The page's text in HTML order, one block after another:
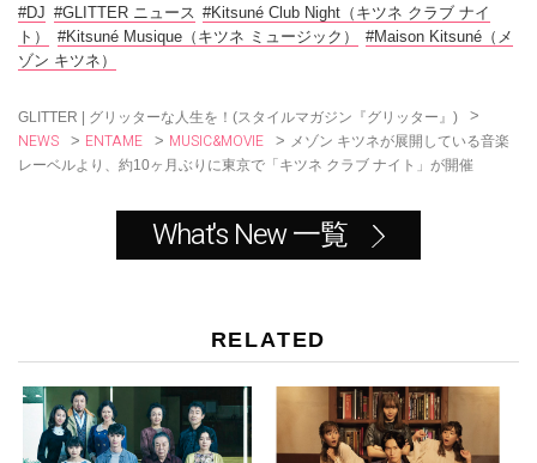
o
o
k
#DJ #GLITTER ニュース #Kitsuné Club Night（キツネ クラブ ナイ
ト）
#Kitsuné Musique（キツネ ミュージック）
#Maison Kitsuné（メ
ゾン キツネ）
GLITTER | グリッターな人生を！(スタイルマガジン『グリッター』) >
NEWS > ENTAME > MUSIC&MOVIE > メゾン キツネが展開している音楽
レーベルより、約10ヶ月ぶりに東京で「キツネ クラブ ナイト」が開催
What's New 一覧
RELATED